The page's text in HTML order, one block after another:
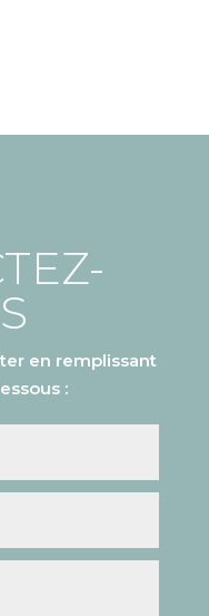
en remplissant
: